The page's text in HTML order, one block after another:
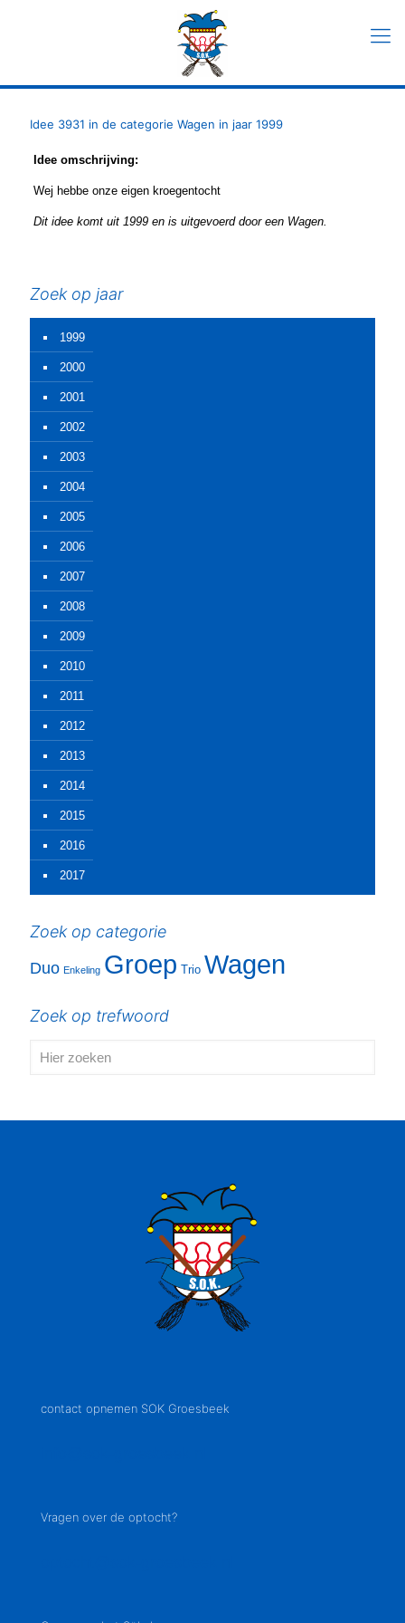
Idee 3931 in de categorie Wagen in jaar 1999
Idee omschrijving:
Wej hebbe onze eigen kroegentocht
Dit idee komt uit 1999 en is uitgevoerd door een Wagen.
Zoek op jaar
1999
2000
2001
2002
2003
2004
2005
2006
2007
2008
2009
2010
2011
2012
2013
2014
2015
2016
2017
Zoek op categorie
Duo Enkeling Groep Trio Wagen
Zoek op trefwoord
contact opnemen SOK Groesbeek
Vragen over de optocht?